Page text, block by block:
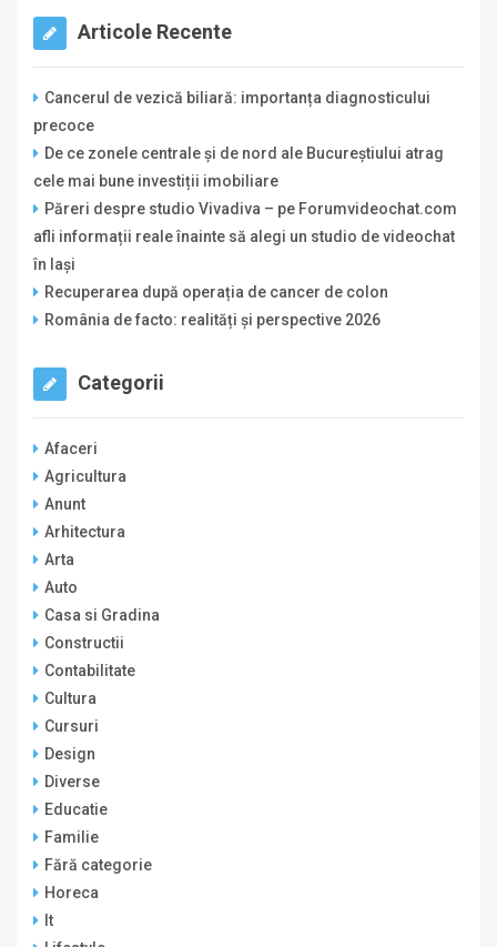
Articole Recente
Cancerul de vezică biliară: importanța diagnosticului
precoce
De ce zonele centrale și de nord ale Bucureștiului atrag
cele mai bune investiții imobiliare
Păreri despre studio Vivadiva – pe Forumvideochat.com
afli informații reale înainte să alegi un studio de videochat
în Iași
Recuperarea după operația de cancer de colon
România de facto: realități și perspective 2026
Categorii
Afaceri
Agricultura
Anunt
Arhitectura
Arta
Auto
Casa si Gradina
Constructii
Contabilitate
Cultura
Cursuri
Design
Diverse
Educatie
Familie
Fără categorie
Horeca
It